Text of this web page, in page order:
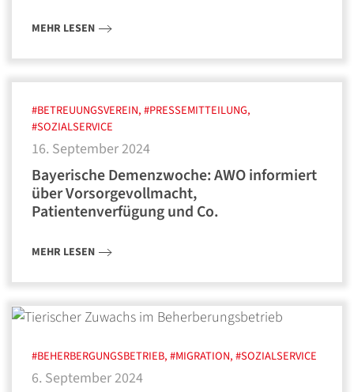
MEHR LESEN
#BETREUUNGSVEREIN, #PRESSEMITTEILUNG,
#SOZIALSERVICE
16. September 2024
Bayerische Demenzwoche: AWO informiert
über Vorsorgevollmacht,
Patientenverfügung und Co.
MEHR LESEN
#BEHERBERGUNGSBETRIEB, #MIGRATION, #SOZIALSERVICE
6. September 2024